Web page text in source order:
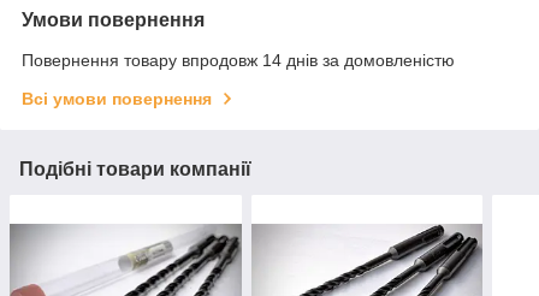
Умови повернення
Повернення товару впродовж 14 днів за домовленістю
Всі умови повернення
Подібні товари компанії